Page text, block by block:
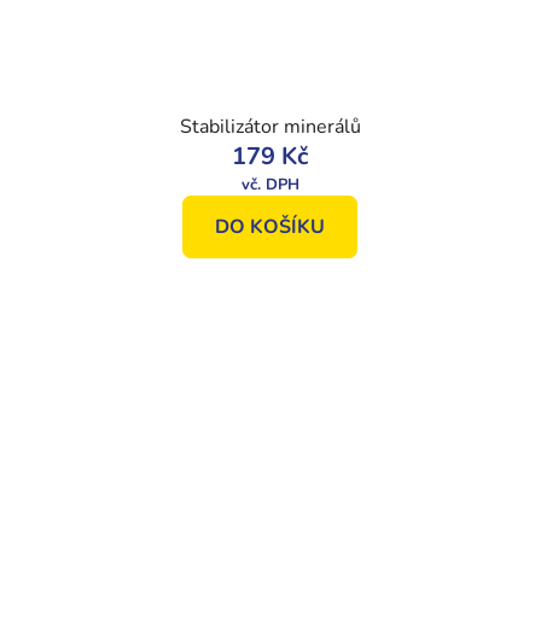
Stabilizátor minerálů
179 Kč
DO KOŠÍKU